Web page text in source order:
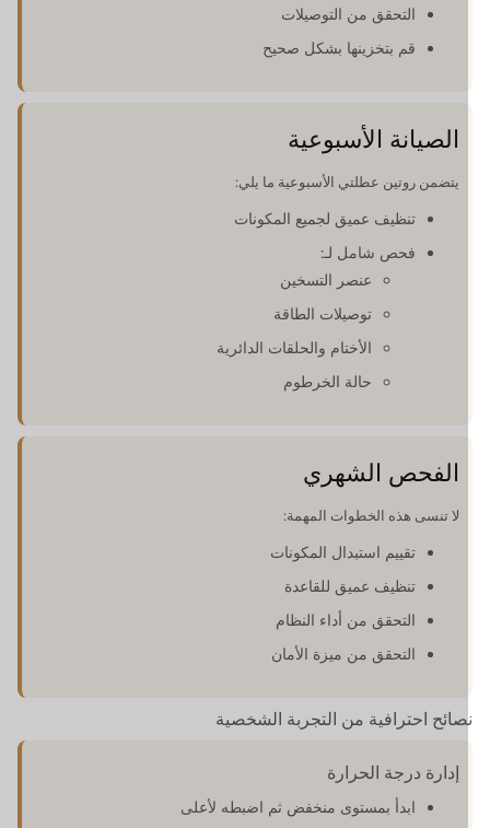
التحقق من التوصيلات
قم بتخزينها بشكل صحيح
الصيانة الأسبوعية
يتضمن روتين عطلتي الأسبوعية ما يلي:
تنظيف عميق لجميع المكونات
فحص شامل لـ:
عنصر التسخين
توصيلات الطاقة
الأختام والحلقات الدائرية
حالة الخرطوم
الفحص الشهري
لا تنسى هذه الخطوات المهمة:
تقييم استبدال المكونات
تنظيف عميق للقاعدة
التحقق من أداء النظام
التحقق من ميزة الأمان
احترافية من التجربة الشخصية
إدارة درجة الحرارة
ابدأ بمستوى منخفض ثم اضبطه لأعلى